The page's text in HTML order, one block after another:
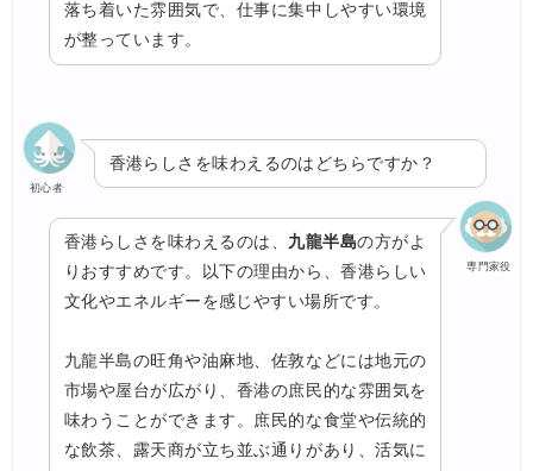
落ち着いた雰囲気で、仕事に集中しやすい環境
が整っています。
初心者
香港らしさを味わえるのはどちらですか？
専門家役
香港らしさを味わえるのは、 九龍半島の方がよ
りおすすめです。以下の理由から、香港らしい
文化やエネルギーを感じやすい場所です。
九龍半島の旺角や油麻地、佐敦などには地元の
市場や屋台が広がり、香港の庶民的な雰囲気を
味わうことができます。庶民的な食堂や伝統的
な飲茶、露天商が立ち並ぶ通りがあり、活気に